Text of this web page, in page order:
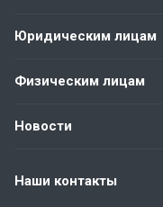
Юридическим лицам
Физическим лицам
Новости
Наши контакты